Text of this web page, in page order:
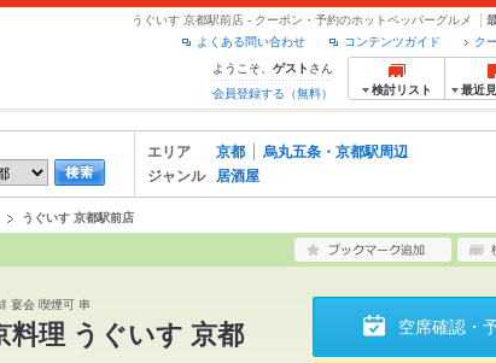
うぐいす 京都駅前店 - クーポン・予約のホットペッパーグルメ
ク
コンテンツガイド
よくある問い合わせ
ようこそ、 ゲスト さん
会員登録する（無料）
検討リスト 最近
エリア 京都
烏丸五条・京都駅周辺
ジャンル
居酒屋
うぐいす 京都駅前店
宴会 喫煙可 串
料理 うぐいす 京都
空席確認・